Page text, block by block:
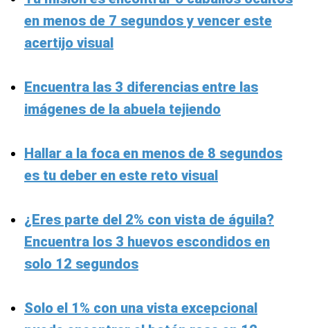
en menos de 7 segundos y vencer este
acertijo visual
imágenes de la abuela tejiendo
es tu deber en este reto visual
Encuentra los 3 huevos escondidos en
solo 12 segundos
puede encontrar el botón rosa en 12